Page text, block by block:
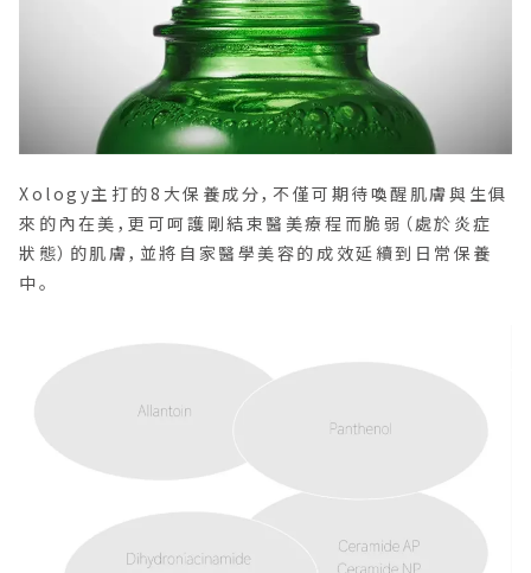
Xology主打的8大保養成分，不僅可期待喚醒肌膚與生俱
來的內在美，更可呵護剛結束醫美療程而脆弱（處於炎症
狀態）的肌膚，並將自家醫學美容的成效延續到日常保養
中。